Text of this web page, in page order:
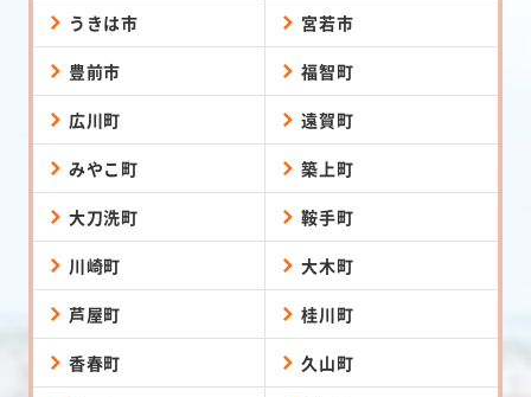
うきは市 宮若市
豊前市 福智町
広川町 遠賀町
みやこ町 築上町
大刀洗町 鞍手町
川崎町 大木町
芦屋町 桂川町
香春町 久山町